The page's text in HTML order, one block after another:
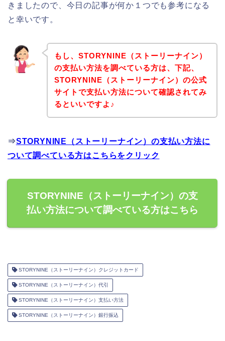
きましたので、今日の記事が何か１つでも参考になる
と幸いです。
もし、STORYNINE（ストーリーナイン）
の支払い方法を調べている方は、下記、
STORYNINE（ストーリーナイン）の公式
サイトで支払い方法について確認されてみ
るといいですよ♪
⇒STORYNINE（ストーリーナイン）の支払い方法に
ついて調べている方はこちらをクリック
STORYNINE（ストーリーナイン）の支
払い方法について調べている方はこちら
STORYNINE（ストーリーナイン）クレジットカード
STORYNINE（ストーリーナイン）代引
STORYNINE（ストーリーナイン）支払い方法
STORYNINE（ストーリーナイン）銀行振込